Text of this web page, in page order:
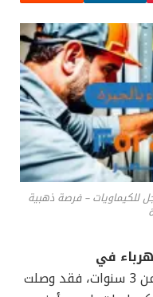
للكيماويات – فرصة ذهبية
في
ولديك خبرة عملية لا تقل عن 3 سنوات، فقد وصلت